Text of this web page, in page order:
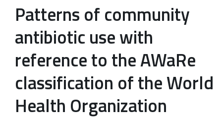
Patterns of community
antibiotic use with
reference to the AWaRe
classification of the World
Health Organization